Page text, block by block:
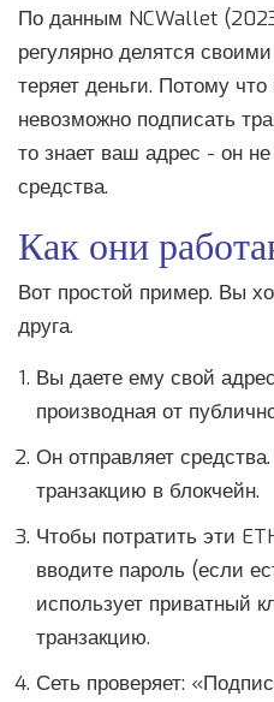
По данным NCWallet
регулярно делятся
теряет деньги. Потому
невозможно подписать
то знает ваш адрес - он
средства.
Как они
Вот простой пример. Вы
друга.
Вы даете ему свой
производная от
Он отправляет
транзакцию в блокчейн.
Чтобы потратить эти
вводите пароль (если
использует приватный
транзакцию.
Сеть проверяет: